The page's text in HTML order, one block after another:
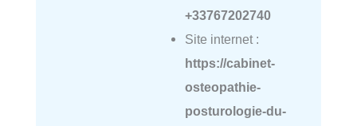
+33767202740
Site internet :
https://cabinet-
osteopathie-
posturologie-du-